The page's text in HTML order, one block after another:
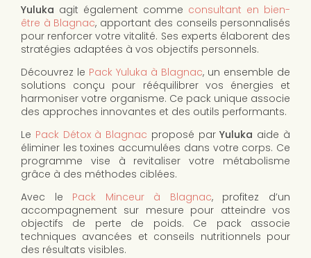
Yuluka agit également comme consultant en bien-
être à Blagnac, apportant des conseils personnalisés
pour renforcer votre vitalité. Ses experts élaborent des
stratégies adaptées à vos objectifs personnels.
Découvrez le Pack Yuluka à Blagnac, un ensemble de
solutions conçu pour rééquilibrer vos énergies et
harmoniser votre organisme. Ce pack unique associe
des approches innovantes et des outils performants.
Le Pack Détox à Blagnac proposé parYuluka aide à
éliminer les toxines accumulées dans votre corps. Ce
programme vise à revitaliser votre métabolisme
grâce à des méthodes ciblées.
Avec le Pack Minceur à Blagnac, profitez d’un
accompagnement sur mesure pour atteindre vos
objectifs de perte de poids. Ce pack associe
techniques avancées et conseils nutritionnels pour
des résultats visibles.